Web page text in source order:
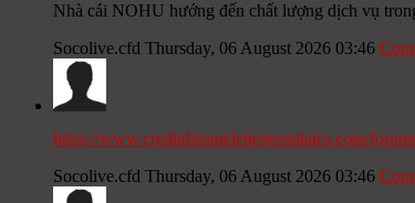
Nhà cái NOHU hướng đến chất lượng dịch vụ
Socolive.cfd Thursday, 06 August 2026 03:46
https://www.creditdisputelettertemplates.com/
Socolive.cfd Thursday, 06 August 2026 03:46